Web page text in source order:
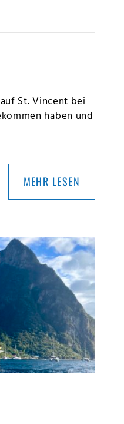
St. Vincent bei
haben und
MEHR LESEN